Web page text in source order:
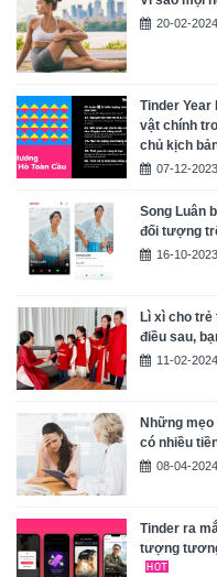
20-02-2024
Tinder Year
vật chính
chủ kịch
07-12-2023
Song Luân
đối tượng
16-10-2023
Lì xì cho trẻ
điều sau,
11-02-2024
Những mẹo
có nhiều
08-04-2024
Tinder ra
tượng